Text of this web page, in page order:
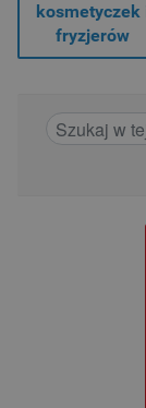
kosmetyczek
fryzjerów